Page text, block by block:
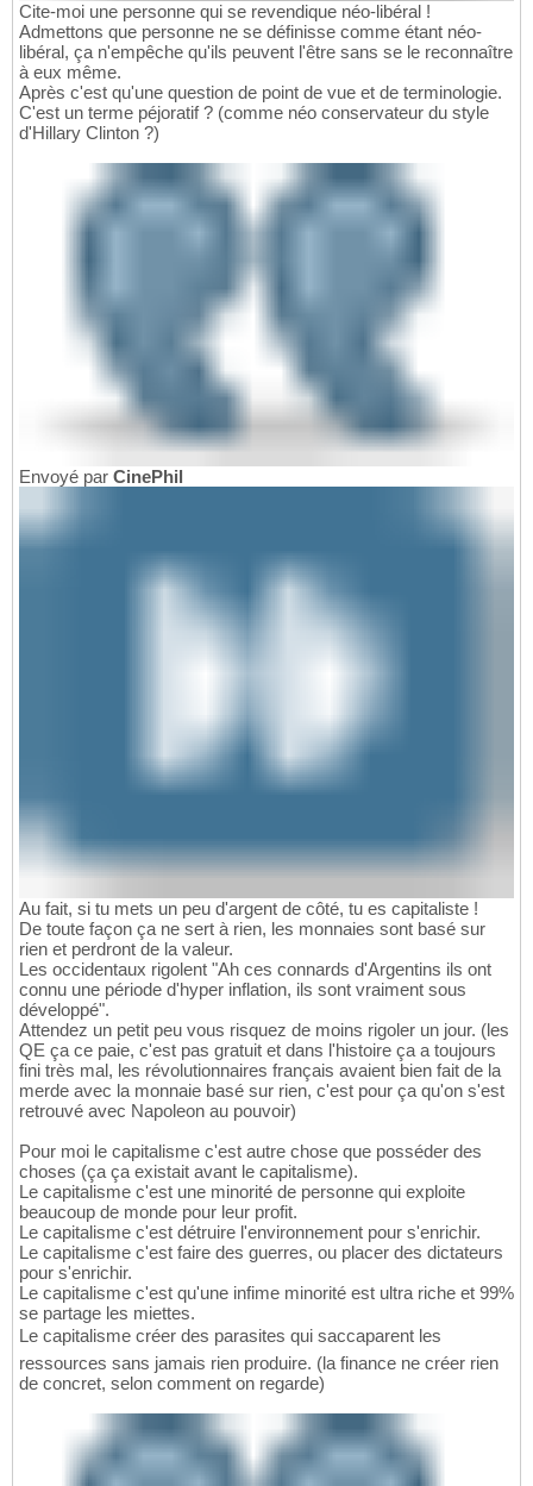
Cite-moi une personne qui se revendique néo-libéral !
Admettons que personne ne se définisse comme étant néo-
libéral, ça n'empêche qu'ils peuvent l'être sans se le reconnaître
à eux même.
Après c'est qu'une question de point de vue et de terminologie.
C'est un terme péjoratif ? (comme néo conservateur du style
d'Hillary Clinton ?)
Envoyé par CinePhil
Au fait, si tu mets un peu d'argent de côté, tu es capitaliste !
De toute façon ça ne sert à rien, les monnaies sont basé sur
rien et perdront de la valeur.
Les occidentaux rigolent "Ah ces connards d'Argentins ils ont
connu une période d'hyper inflation, ils sont vraiment sous
développé".
Attendez un petit peu vous risquez de moins rigoler un jour. (les
QE ça ce paie, c'est pas gratuit et dans l'histoire ça a toujours
fini très mal, les révolutionnaires français avaient bien fait de la
merde avec la monnaie basé sur rien, c'est pour ça qu'on s'est
retrouvé avec Napoleon au pouvoir)
Pour moi le capitalisme c'est autre chose que posséder des
choses (ça ça existait avant le capitalisme).
Le capitalisme c'est une minorité de personne qui exploite
beaucoup de monde pour leur profit.
Le capitalisme c'est détruire l'environnement pour s'enrichir.
Le capitalisme c'est faire des guerres, ou placer des dictateurs
pour s'enrichir.
Le capitalisme c'est qu'une infime minorité est ultra riche et 99%
se partage les miettes.
Le capitalisme créer des parasites qui saccaparent les
ressources sans jamais rien produire. (la finance ne créer rien
de concret, selon comment on regarde)